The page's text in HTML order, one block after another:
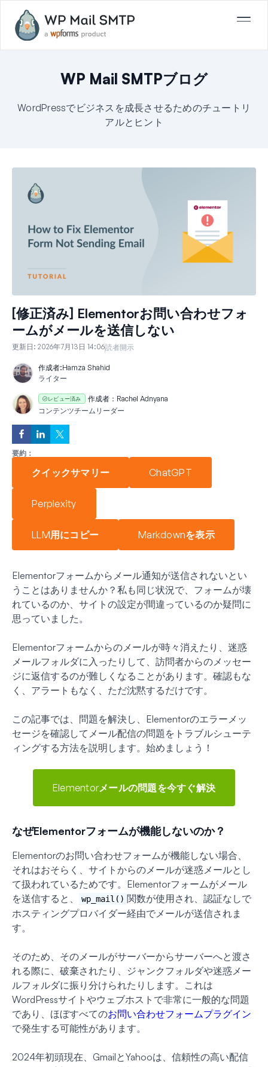
WP Mail SMTPブログ
WordPressでビジネスを成長させるためのチュートリ
アルとヒント
[修正済み] Elementorお問い合わせフォ
ームがメールを送信しない
更新日: 2026年7月13日 14:06読者開示
作成者:Hamza Shahid
ライター
レビュー済み 作成者： Rachel Adnyana
コンテンツチームリーダー
要約：
クイックサマリー ChatGPT
Perplexity
LLM用にコピー Markdownを表示
Elementorフォームからメール通知が送信されないとい
うことはありませんか？私も同じ状況で、フォームが壊
れているのか、サイトの設定が間違っているのか疑問に
思っていました。
Elementorフォームからのメールが時々消えたり、迷惑
メールフォルダに入ったりして、訪問者からのメッセー
ジに返信するのが難しくなることがあります。確認もな
く、アラートもなく、ただ沈黙するだけです。
この記事では、問題を解決し、Elementorのエラーメッ
セージを確認してメール配信の問題をトラブルシューテ
ィングする方法を説明します。始めましょう！
Elementorメールの問題を今すぐ解決
なぜElementorフォームが機能しないのか？
Elementorのお問い合わせフォームが機能しない場合、
それはおそらく、サイトからのメールが迷惑メールとし
て扱われているためです。Elementorフォームがメール
を送信すると、
wp_mail() 関数が使用され、認証なしで
ホスティングプロバイダー経由でメールが送信されま
す。
そのため、そのメールがサーバーからサーバーへと渡さ
れる際に、破棄されたり、ジャンクフォルダや迷惑メー
ルフォルダに振り分けられたりします。これは
WordPressサイトやウェブホストで非常に一般的な問題
であり、ほぼすべてのお問い合わせフォームプラグイン
で発生する可能性があります。
2024年初頭現在、GmailとYahooは、信頼性の高い配信